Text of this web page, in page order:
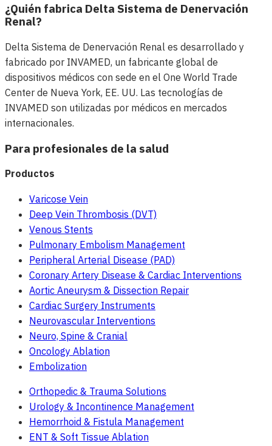
¿Quién fabrica Delta Sistema de Denervación
Renal?
Delta Sistema de Denervación Renal es desarrollado y
fabricado por INVAMED, un fabricante global de
dispositivos médicos con sede en el One World Trade
Center de Nueva York, EE. UU. Las tecnologías de
INVAMED son utilizadas por médicos en mercados
internacionales.
Para profesionales de la salud
Productos
Varicose Vein
Deep Vein Thrombosis (DVT)
Venous Stents
Pulmonary Embolism Management
Peripheral Arterial Disease (PAD)
Coronary Artery Disease & Cardiac Interventions
Aortic Aneurysm & Dissection Repair
Cardiac Surgery Instruments
Neurovascular Interventions
Neuro, Spine & Cranial
Oncology Ablation
Embolization
Orthopedic & Trauma Solutions
Urology & Incontinence Management
Hemorrhoid & Fistula Management
ENT & Soft Tissue Ablation